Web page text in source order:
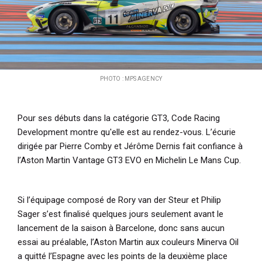
PHOTO : MPS AGENCY
Pour ses débuts dans la catégorie GT3, Code Racing
Development montre qu'elle est au rendez-vous. L’écurie
dirigée par Pierre Comby et Jérôme Dernis fait confiance à
l’Aston Martin Vantage GT3 EVO en Michelin Le Mans Cup.
Si l’équipage composé de Rory van der Steur et Philip
Sager s’est finalisé quelques jours seulement avant le
lancement de la saison à Barcelone, donc sans aucun
essai au préalable, l’Aston Martin aux couleurs Minerva Oil
a quitté l’Espagne avec les points de la deuxième place